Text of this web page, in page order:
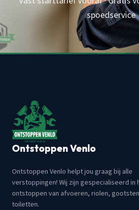
spoedservice
Ontstoppen Venlo
Ontstoppen Venlo helpt jou graag bij alle
verstoppingen! Wij zijn gespecialiseerd in
ontstoppen van afvoeren, riolen,
toiletten.